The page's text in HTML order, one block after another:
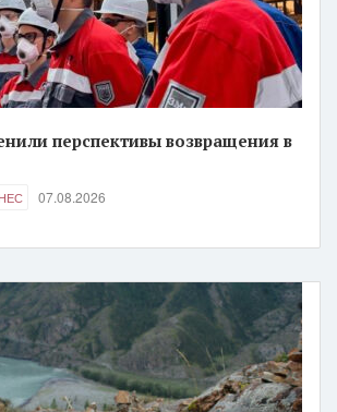
перспективы возвращения в
07.08.2026